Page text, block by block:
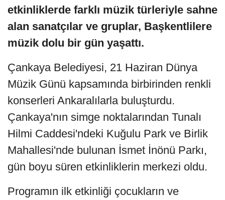
etkinliklerde farklı müzik türleriyle sahne
alan sanatçılar ve gruplar, Başkentlilere
müzik dolu bir gün yaşattı.
Çankaya Belediyesi, 21 Haziran Dünya
Müzik Günü kapsamında birbirinden renkli
konserleri Ankaralılarla buluşturdu.
Çankaya'nın simge noktalarından Tunalı
Hilmi Caddesi'ndeki Kuğulu Park ve Birlik
Mahallesi'nde bulunan İsmet İnönü Parkı,
gün boyu süren etkinliklerin merkezi oldu.
Programın ilk etkinliği çocukların ve